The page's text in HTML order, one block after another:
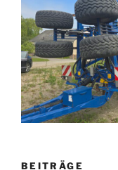
BEITRÄGE